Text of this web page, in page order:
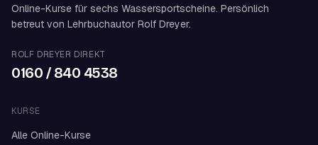
Online-Kurse für sechs Wassersportscheine. Persönlich
betreut von Lehrbuchautor Rolf Dreyer.
ROLF DREYER DIREKT
0160 / 840 4538
KURSE
Alle Online-Kurse